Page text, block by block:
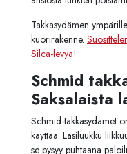
Takkasydämen
kuorirakenne.
Silca-levyä!
Schmid
Saksalaista
Schmid-takkasydämet
käyttää. Lasiluukku
se pysyy puhtaana